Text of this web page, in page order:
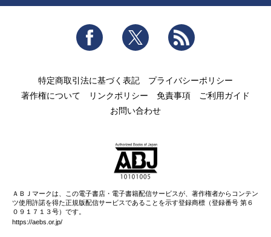
Facebook Twitter
特定商取引法に基づく表記
プライバシーポリシー
著作権について
リンクポリシー 免責事項
ご利用ガイド
お問い合わせ
ＡＢＪマークは、この電子書店・電子書籍配信サービスが、著作権者からコンテン
ツ使用許諾を得た正規版配信サービスであることを示す登録商標（登録番号 第６
０９１７１３号）です。
https://aebs.or.jp/